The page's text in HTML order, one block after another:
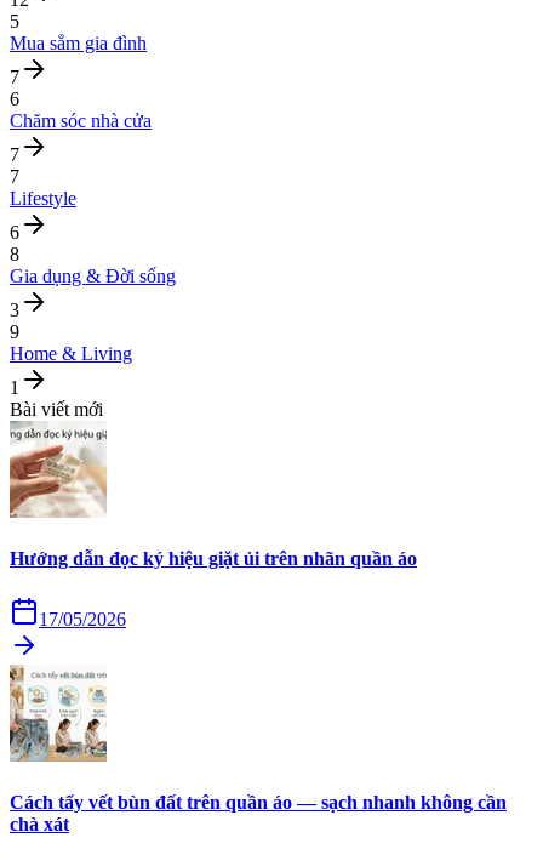
5
Mua sắm gia đình
7
6
Chăm sóc nhà cửa
7
7
Lifestyle
6
8
Gia dụng & Đời sống
3
9
Home & Living
1
Bài viết mới
Hướng dẫn đọc ký hiệu giặt ủi trên nhãn quần áo
17/05/2026
Cách tẩy vết bùn đất trên quần áo — sạch nhanh không cần
chà xát